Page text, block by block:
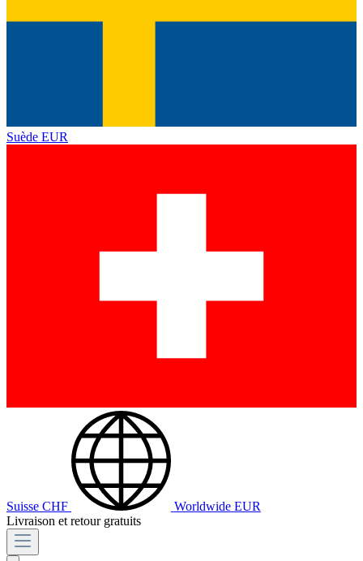
Suède EUR
Suisse CHF Worldwide EUR
Livraison et retour gratuits